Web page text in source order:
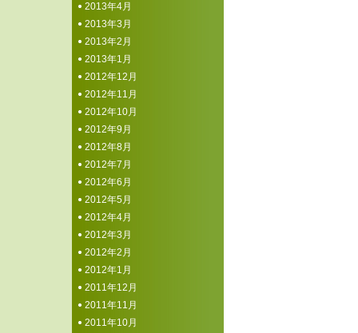
2013年4月
2013年3月
2013年2月
2013年1月
2012年12月
2012年11月
2012年10月
2012年9月
2012年8月
2012年7月
2012年6月
2012年5月
2012年4月
2012年3月
2012年2月
2012年1月
2011年12月
2011年11月
2011年10月